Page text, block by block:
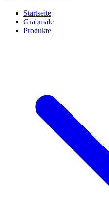
Startseite
Grabmale
Produkte